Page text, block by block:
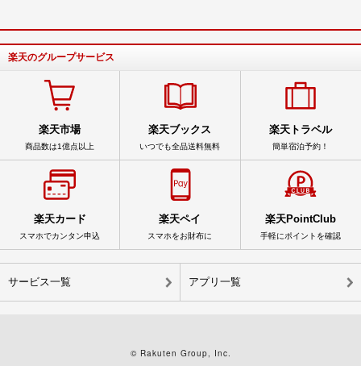
楽天のグループサービス
楽天市場
商品数は1億点以上
楽天ブックス
いつでも全品送料無料
楽天トラベル
簡単宿泊予約！
楽天カード
スマホでカンタン申込
楽天ペイ
スマホをお財布に
楽天PointClub
手軽にポイントを確認
サービス一覧 アプリ一覧
© Rakuten Group, Inc.